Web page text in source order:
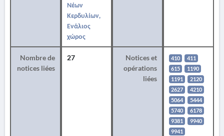
Νέων
Κερδυλίων,
Ενάλιος
χώρος
Nombre de
notices liées
27
Notices et
opérations
liées
410
411
615
1190
1191
2120
2627
4210
5064
5444
5740
6178
9381
9940
9941